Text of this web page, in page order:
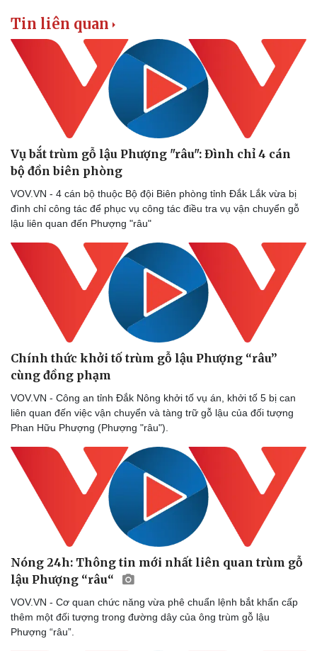
Thể thao
Bóng đá
Lịch thi đấu bóng đá
Thế giới thể thao
eSports
Hậu trường
Ô tô - Xe máy
Xe máy
Tư vấn
Tin liên quan
Vụ bắt trùm gỗ lậu Phượng "râu": Đình chỉ 4 cán
bộ đồn biên phòng
VOV.VN - 4 cán bộ thuộc Bộ đội Biên phòng tỉnh Đắk Lắk vừa bị
đình chỉ công tác để phục vụ công tác điều tra vụ vận chuyển gỗ
lậu liên quan đến Phượng "râu"
Chính thức khởi tố trùm gỗ lậu Phượng “râu”
cùng đồng phạm
VOV.VN - Công an tỉnh Đắk Nông khởi tố vụ án, khởi tố 5 bị can
liên quan đến việc vận chuyển và tàng trữ gỗ lậu của đối tượng
Phan Hữu Phượng (Phượng "râu").
Nóng 24h: Thông tin mới nhất liên quan trùm gỗ
lậu Phượng “râu“
VOV.VN - Cơ quan chức năng vừa phê chuẩn lệnh bắt khẩn cấp
thêm một đối tượng trong đường dây của ông trùm gỗ lậu
Phượng “râu”.